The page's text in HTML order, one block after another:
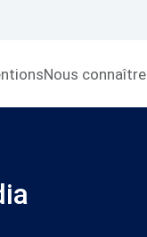
Nous connaître